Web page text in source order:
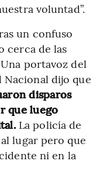
voluntad”.
un confuso
cerca de las
portavoz del
Nacional dijo que
disparos
que luego
La policía de
lugar pero que
ni en la